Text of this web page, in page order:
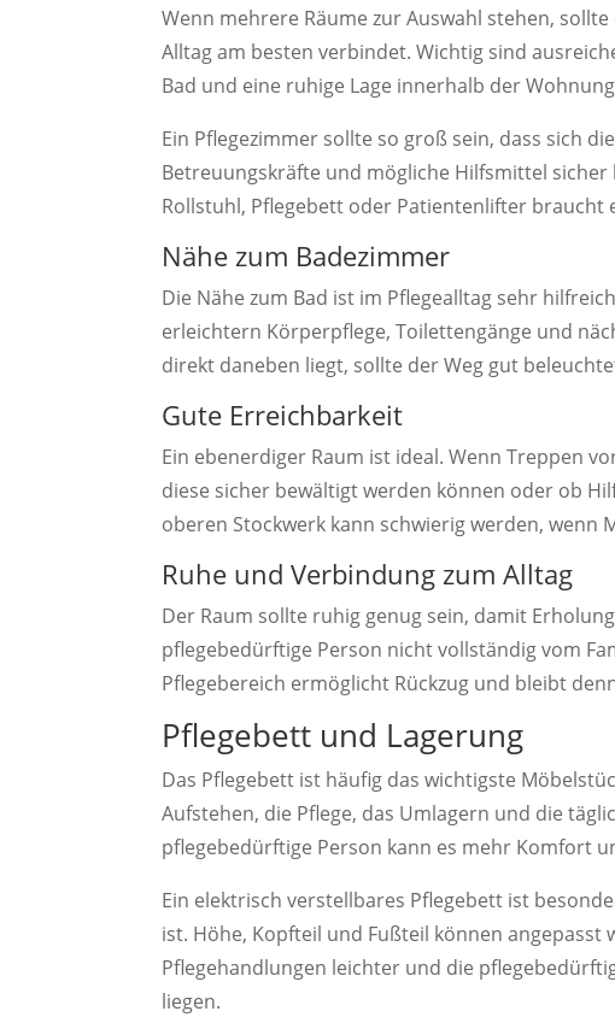
Wenn mehrere Räume zur Auswahl stehen,
Alltag am besten verbindet. Wichtig sind
Bad und eine ruhige Lage innerhalb der
Ein Pflegezimmer sollte so groß sein, dass sich
Betreuungskräfte und mögliche Hilfsmittel
Rollstuhl, Pflegebett oder Patientenlifter braucht
Nähe zum Badezimmer
Die Nähe zum Bad ist im Pflegealltag sehr
erleichtern Körperpflege, Toilettengänge und
direkt daneben liegt, sollte der Weg gut
Gute Erreichbarkeit
Ein ebenerdiger Raum ist ideal. Wenn Treppen
diese sicher bewältigt werden können oder ob
oberen Stockwerk kann schwierig werden, wenn
Ruhe und Verbindung zum Alltag
Der Raum sollte ruhig genug sein, damit
pflegebedürftige Person nicht vollständig vom
Pflegebereich ermöglicht Rückzug und bleibt
Pflegebett und Lagerung
Das Pflegebett ist häufig das wichtigste
Aufstehen, die Pflege, das Umlagern und die
pflegebedürftige Person kann es mehr Komfort
Ein elektrisch verstellbares Pflegebett ist
ist. Höhe, Kopfteil und Fußteil können angepasst
Pflegehandlungen leichter und die
liegen.